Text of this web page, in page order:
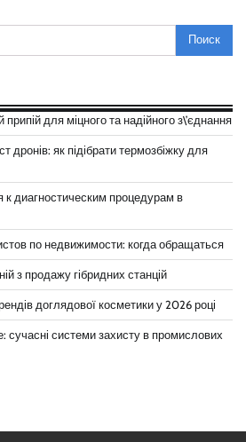
припій для міцного та надійного з\’єднання
дронів: як підібрати термозбіжку для
к диагностическим процедурам в
по недвижимости: когда обращаться
з продажу гібридних станцій
доглядової косметики у 2026 році
сучасні системи захисту в промислових